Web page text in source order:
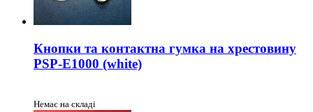
Кнопки та контактна гумка на хрестовину
PSP-E1000 (white)
Немає на складі